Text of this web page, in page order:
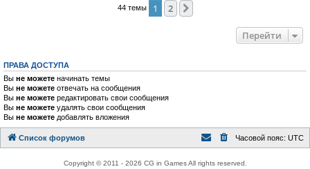
44 темы 1 2
Перейти
ПРАВА ДОСТУПА
Вы не можете начинать темы
Вы не можете отвечать на сообщения
Вы не можете редактировать свои сообщения
Вы не можете удалять свои сообщения
Вы не можете добавлять вложения
Список форумов Часовой пояс: UTC
Copyright © 2011 - 2026 CG in Games All rights reserved.